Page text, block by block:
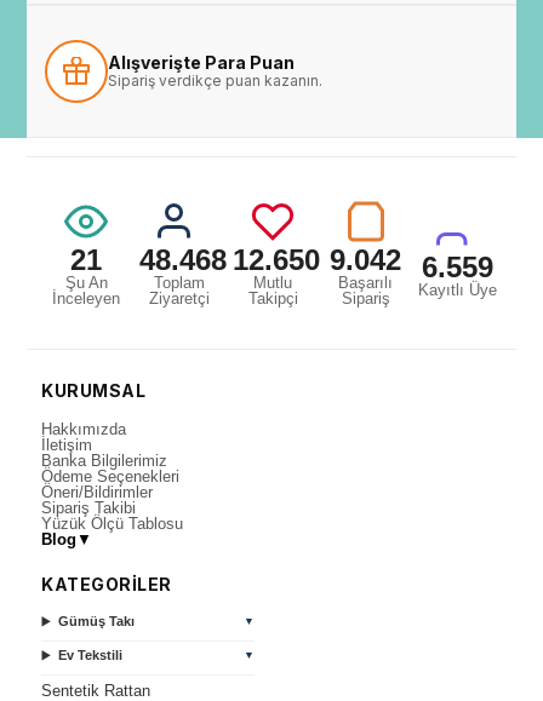
Alışverişte Para Puan
Sipariş verdikçe puan kazanın.
21
Şu An
İnceleyen
48.468
Toplam
Ziyaretçi
12.650
Mutlu
Takipçi
9.042
Başarılı
Sipariş
6.559
Kayıtlı Üye
KURUMSAL
Hakkımızda
İletişim
Banka Bilgilerimiz
Ödeme Seçenekleri
Öneri/Bildirimler
Sipariş Takibi
Yüzük Ölçü Tablosu
Blog ▼
KATEGORİLER
Gümüş Takı ▼
Ev Tekstili ▼
Sentetik Rattan